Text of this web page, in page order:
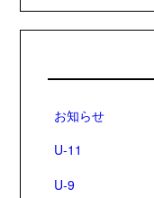
お知らせ
U-11
U-9